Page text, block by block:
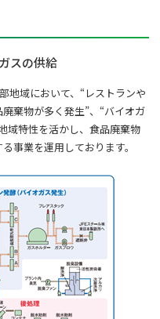
スの供給
地域において、“レストランや
棄物が多く発生”、“バイオガ
域特性を活かし、食品廃棄物
事業を運用しております。